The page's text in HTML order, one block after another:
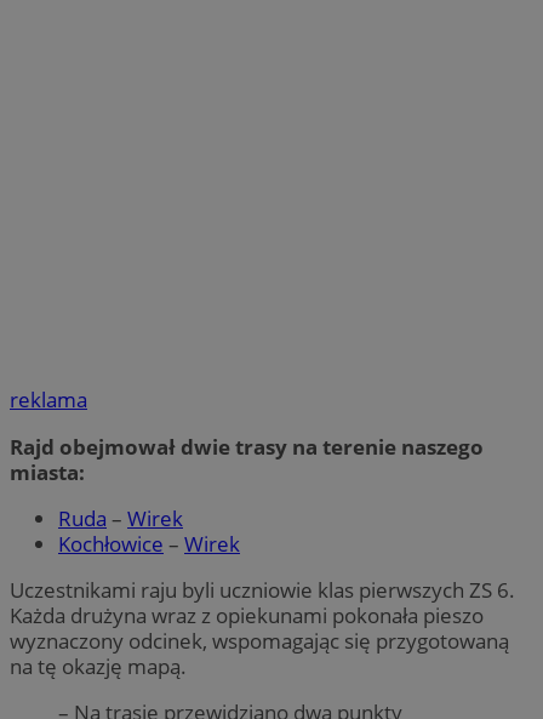
reklama
Rajd obejmował dwie trasy na terenie naszego
miasta:
Ruda – Wirek
Kochłowice – Wirek
Uczestnikami raju byli uczniowie klas pierwszych ZS 6.
Każda drużyna wraz z opiekunami pokonała pieszo
wyznaczony odcinek, wspomagając się przygotowaną
na tę okazję mapą.
– Na trasie przewidziano dwa punkty